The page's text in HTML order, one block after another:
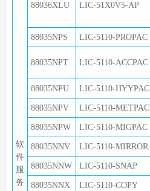
软
件
服
务
88036XLU LIC-51X0V5-AP
88035NPS LIC-5110-PROPAC
88035NPT LIC-5110-ACCPAC
88035NPU LIC-5110-HYYPAC
88035NPV LIC-5110-METPAC
88035NPW LIC-5110-MIGPAC
88035NNV LIC-5110-MIRROR
88035NNW LIC-5110-SNAP
88035NNX LIC-5110-COPY